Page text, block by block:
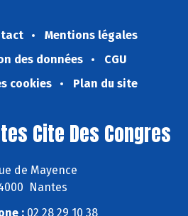
Mentions légales
des données
CGU
cookies
Plan du site
Cite Des Congres
de Mayence
Nantes
:02 28 29 10 38